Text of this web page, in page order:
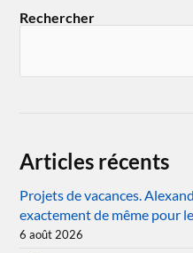
Rechercher
Articles récents
Projets de vacances.
exactement de même pour
6 août 2026